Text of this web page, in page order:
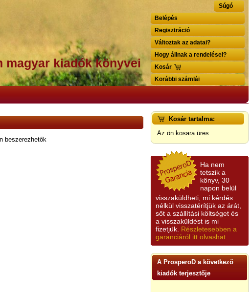
Súgó
Belépés
Regisztráció
Változtak az adatai?
Hogy állnak a rendelései?
Kosár
Korábbi számlái
magyar kiadók könyvei
Kosár tartalma:
Az ön kosara üres.
Ha nem
tetszik a
könyv, 30
napon belül
visszaküldheti, mi kérdés
nélkül visszatérítjük az árát,
sőt a szállítási költséget és
a visszaküldést is mi
fizetjük. Részletesebben a
garanciáról itt olvashat.
A ProsperoD a következő
kiadók terjesztője
beszerezhetők